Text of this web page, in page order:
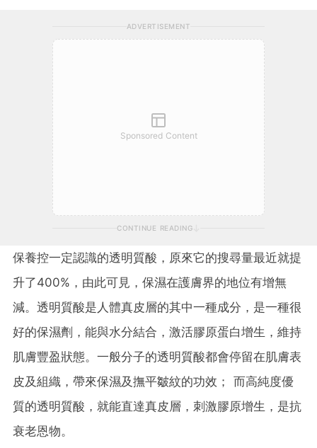
ADVERTISEMENT
Sponsored Content
CONTINUE READING
保養控一定認識的透明質酸，原來它的搜尋量最近就提
升了400%，由此可見，保濕在護膚界的地位有增無
減。透明質酸是人體真皮層的其中一種成分，是一種很
好的保濕劑，能與水分結合，激活膠原蛋白增生，維持
肌膚豐盈狀態。一般分子的透明質酸都會停留在肌膚表
皮及組織，帶來保濕及撫平皺紋的功效； 而高純度優
質的透明質酸，就能直達真皮層，刺激膠原增生，是抗
衰老恩物。